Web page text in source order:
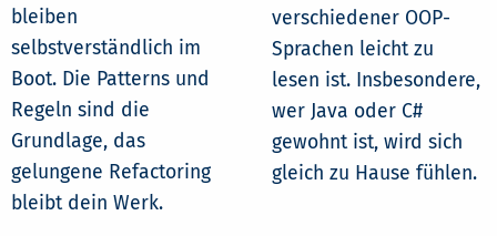
bleiben
selbstverständlich im
Boot. Die Patterns und
Regeln sind die
Grundlage, das
gelungene Refactoring
bleibt dein Werk.
verschiedener OOP-
Sprachen leicht zu
lesen ist. Insbesondere,
wer Java oder C#
gewohnt ist, wird sich
gleich zu Hause fühlen.